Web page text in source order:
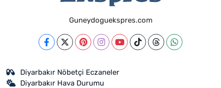
Guneydoguekspres.com
Diyarbakır Nöbetçi Eczaneler
Diyarbakır Hava Durumu